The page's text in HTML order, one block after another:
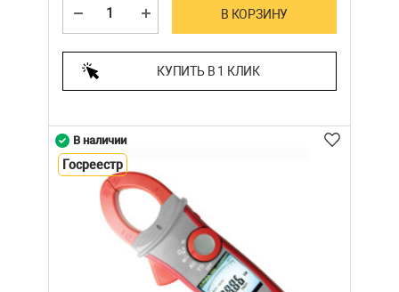
В КОРЗИНУ
КУПИТЬ В 1 КЛИК
В наличии
Госреестр